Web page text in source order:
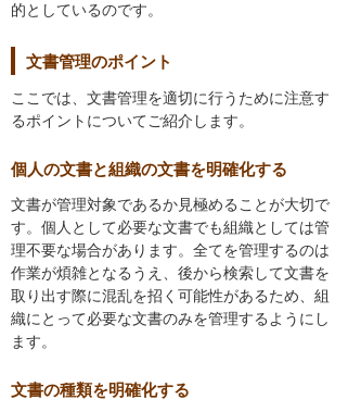
的としているのです。
文書管理のポイント
ここでは、文書管理を適切に行うために注意す
るポイントについてご紹介します。
個人の文書と組織の文書を明確化する
文書が管理対象であるか見極めることが大切で
す。個人として必要な文書でも組織としては管
理不要な場合があります。全てを管理するのは
作業が煩雑となるうえ、後から検索して文書を
取り出す際に混乱を招く可能性があるため、組
織にとって必要な文書のみを管理するようにし
ます。
文書の種類を明確化する